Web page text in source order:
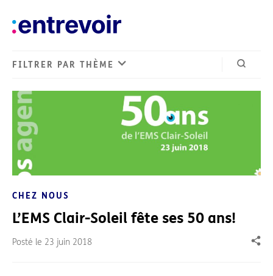
FILTRER PAR THÈME
CHEZ NOUS
L’EMS Clair-Soleil fête ses 50 ans!
Posté le 23 juin 2018